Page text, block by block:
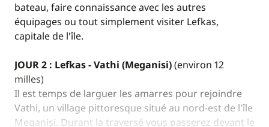
bateau, faire connaissance avec les autres
équipages ou tout simplement visiter Lefkas,
capitale de l'île.
JOUR 2 : Lefkas - Vathi (Meganisi)(environ 12
milles)
Il est temps de larguer les amarres pour rejoindre
Vathi, un village pittoresque situé au nord-est de l'île
Meganisi. Durant la traversé vous passerez devant le